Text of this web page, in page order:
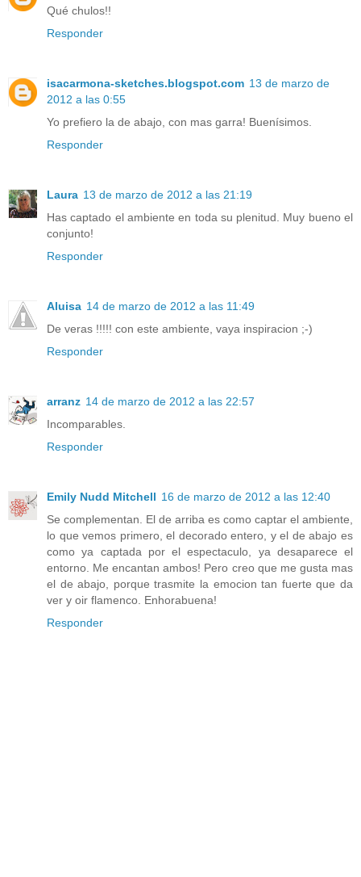
Qué chulos!!
Responder
isacarmona-sketches.blogspot.com 13 de marzo de
2012 a las 0:55
Yo prefiero la de abajo, con mas garra! Buenísimos.
Responder
Laura 13 de marzo de 2012 a las 21:19
Has captado el ambiente en toda su plenitud. Muy bueno el
conjunto!
Responder
Aluisa 14 de marzo de 2012 a las 11:49
De veras !!!!! con este ambiente, vaya inspiracion ;-)
Responder
arranz 14 de marzo de 2012 a las 22:57
Incomparables.
Responder
Emily Nudd Mitchell 16 de marzo de 2012 a las 12:40
Se complementan. El de arriba es como captar el ambiente,
lo que vemos primero, el decorado entero, y el de abajo es
como ya captada por el espectaculo, ya desaparece el
entorno. Me encantan ambos! Pero creo que me gusta mas
el de abajo, porque trasmite la emocion tan fuerte que da
ver y oir flamenco. Enhorabuena!
Responder